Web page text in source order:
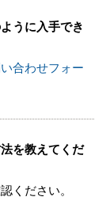
うに入手でき
合わせフォー
を教えてくだ
ください。